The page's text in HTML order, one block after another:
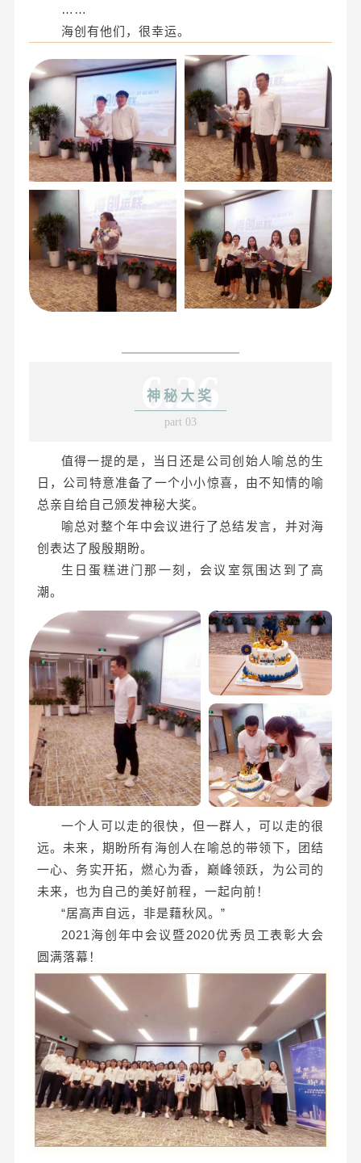
……
海创有他们，很幸运。
6.26
神秘大奖
part 03
值得一提的是，当日还是公司创始人喻总的生
日，公司特意准备了一个小小惊喜，由不知情的喻
总亲自给自己颁发神秘大奖。
喻总对整个年中会议进行了总结发言，并对海
创表达了殷殷期盼。
生日蛋糕进门那一刻，会议室氛围达到了高
潮。
一个人可以走的很快，但一群人，可以走的很
远。未来，期盼所有海创人在喻总的带领下，团结
一心、务实开拓，燃心为香，巅峰领跃，为公司的
未来，也为自己的美好前程，一起向前！
“居高声自远，非是藉秋风。”
2021海创年中会议暨2020优秀员工表彰大会
圆满落幕！